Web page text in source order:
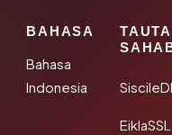
BAHASA
Bahasa
Indonesia
EiklaSSL